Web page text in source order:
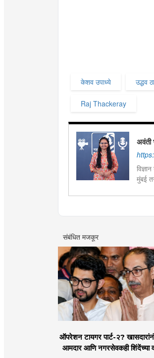
केशव उपाध्ये उद्धव
Raj Thackeray
अवंती
मुंबई
संबंधित मजकूर
ऑपरेशन टायगर पार्ट-२?
आमदार आणि नगरसेवकही शिंदेंच्या